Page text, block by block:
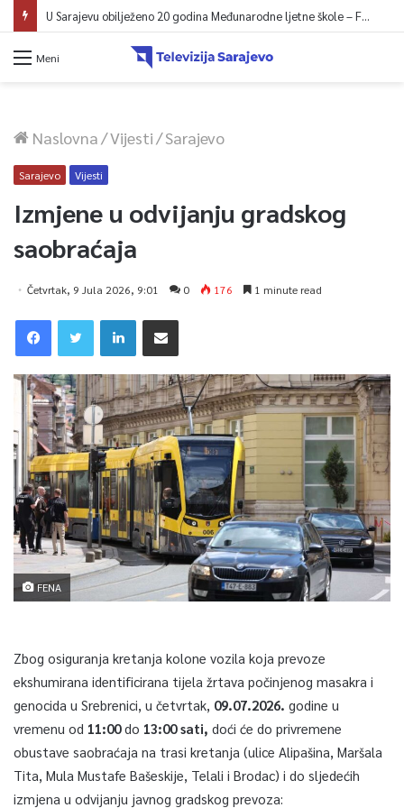
U Sarajevu obilježeno 20 godina Međunarodne ljetne škole – Fokus na izazovima međunarodne pravde
Meni
Naslovna/Vijesti/Sarajevo
Sarajevo Vijesti
Izmjene u odvijanju gradskog
saobraćaja
Četvrtak, 9 Jula 2026, 9:01 0 176 1 minute read
FENA
Zbog osiguranja kretanja kolone vozila koja prevoze
ekshumirana identificirana tijela žrtava počinjenog masakra i
genocida u Srebrenici, u četvrtak, 09.07.2026. godine u
vremenu od 11:00do 13:00 sati, doći će do privremene
obustave saobraćaja na trasi kretanja (ulice Alipašina, Maršala
Tita, Mula Mustafe Bašeskije, Telali i Brodac) i do sljedećih
izmjena u odvijanju javnog gradskog prevoza: